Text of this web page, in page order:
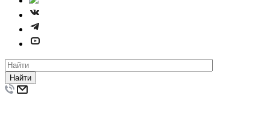
Найти